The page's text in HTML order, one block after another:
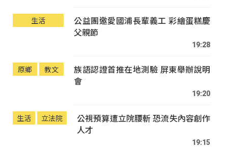
生活
公益團邀愛國浦長輩義工 彩繪蛋糕慶
父親節
19:28
原鄉 教文
族語認證首推在地測驗 屏東舉辦說明
會
19:20
生活 立法院
公視預算遭立院腰斬 恐流失內容創作
人才
19:15